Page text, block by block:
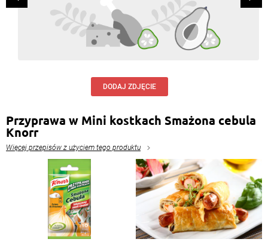
DODAJ ZDJĘCIE
Przyprawa w Mini kostkach Smażona cebula
Knorr
Więcej przepisów z użyciem tego produktu